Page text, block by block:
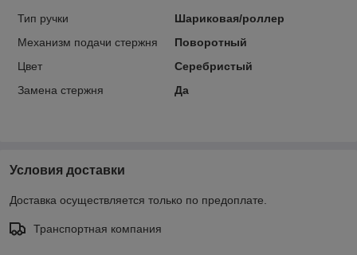
Тип ручки
Шариковая/роллер
Механизм подачи стержня
Поворотный
Цвет
Серебристый
Замена стержня
Да
Условия доставки
Доставка осуществляется только по предоплате.
Транспортная компания